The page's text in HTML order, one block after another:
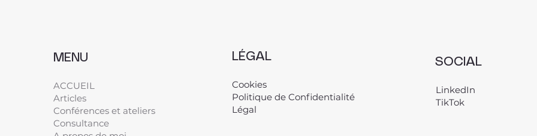
LÉGAL
Cookies
Politique de Confidentialité
Légal
SOCIAL
LinkedIn
TikTok
MENU
ACCUEIL
Articles
Conférences et ateliers
Consultance